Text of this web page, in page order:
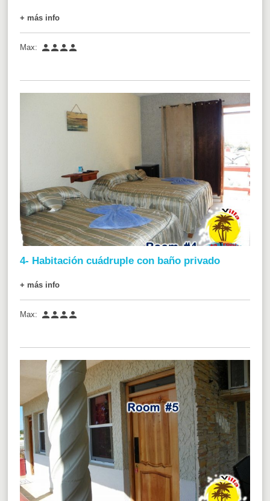
+ más info
Max: 
4- Habitación cuádruple con baño privado
+ más info
Max: 